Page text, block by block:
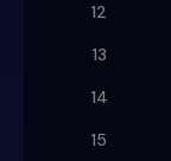
12
13
14
15